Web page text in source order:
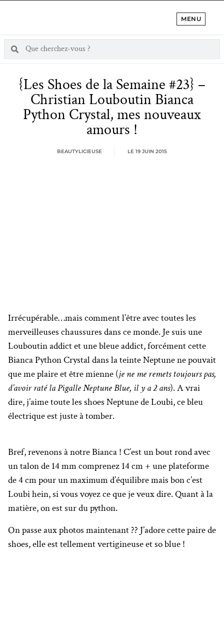
MENU
{Les Shoes de la Semaine #23} –
Christian Louboutin Bianca
Python Crystal, mes nouveaux
amours !
BEAUTYLICIEUSE LE 19 JUIN 2015
Irrécupérable…mais comment l’être avec toutes les
merveilleuses chaussures dans ce monde. Je suis une
Louboutin addict et une bleue addict, forcément cette
Bianca Python Crystal dans la teinte Neptune ne pouvait
que me plaire et être mienne (je ne me remets toujours pas,
d’avoir raté la Pigalle Neptune Blue, il y a 2 ans). A vrai
dire, j’aime toute les shoes Neptune de Loubi, ce bleu
électrique est juste à tomber.
Bref, revenons à notre Bianca ! C’est un bout rond avec
un talon de 14 mm comprenez 14 cm + une plateforme
de 4 cm pour un maximum d’équilibre mais bon c’est
Loubi hein, si vous voyez ce que je veux dire. Quant à la
matière, on est sur du python.
On passe aux photos maintenant ?? J’adore cette paire de
shoes, elle est tellement vertigineuse et so blue !